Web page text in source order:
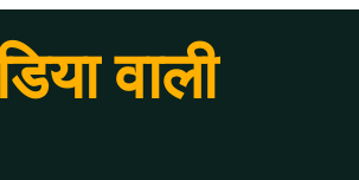
वाली